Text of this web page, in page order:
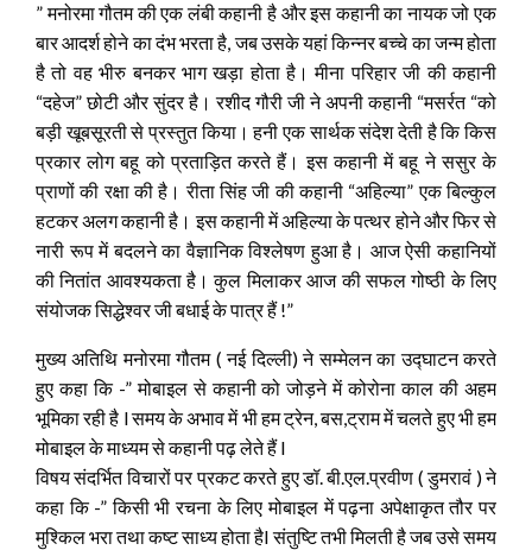
” मनोरमा गौतम की एक लंबी कहानी है और इस कहानी का नायक जो एक
बार आदर्श होने का दंभ भरता है, जब उसके यहां किन्नर बच्चे का जन्म होता
है तो वह भीरु बनकर भाग खड़ा होता है। मीना परिहार जी की कहानी
“दहेज” छोटी और सुंदर है। रशीद गौरी जी ने अपनी कहानी “मसर्रत “को
बड़ी खूबसूरती से प्रस्तुत किया। हनी एक सार्थक संदेश देती है कि किस
प्रकार लोग बहू को प्रताड़ित करते हैं। इस कहानी में बहू ने ससुर के
प्राणों की रक्षा की है। रीता सिंह जी की कहानी “अहिल्या” एक बिल्कुल
हटकर अलग कहानी है। इस कहानी में अहिल्या के पत्थर होने और फिर से
नारी रूप में बदलने का वैज्ञानिक विश्लेषण हुआ है। आज ऐसी कहानियों
की नितांत आवश्यकता है। कुल मिलाकर आज की सफल गोष्ठी के लिए
संयोजक सिद्धेश्वर जी बधाई के पात्र हैं !”
मुख्य अतिथि मनोरमा गौतम ( नई दिल्ली) ने सम्मेलन का उद्घाटन करते
हुए कहा कि -” मोबाइल से कहानी को जोड़ने में कोरोना काल की अहम
भूमिका रही है l समय के अभाव में भी हम ट्रेन, बस,ट्राम में चलते हुए भी हम
मोबाइल के माध्यम से कहानी पढ़ लेते हैं l
विषय संदर्भित विचारों पर प्रकट करते हुए डॉ. बी.एल.प्रवीण ( डुमरावं ) ने
कहा कि -” किसी भी रचना के लिए मोबाइल में पढ़ना अपेक्षाकृत तौर पर
मुश्किल भरा तथा कष्ट साध्य होता हैl संतुष्टि तभी मिलती है जब उसे समय